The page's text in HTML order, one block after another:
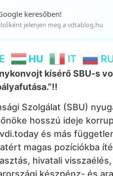
keresőben!
jelenjen meg a vdtablog.hu
HU IT
kísérő SBU-s
Szolgálat (SBU)
hosszú ideje
és más
magas pozíciókba
hivatali
készpénz- és